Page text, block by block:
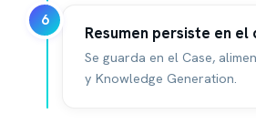
6
Resumen persiste en el
Se guarda en el Case,
y Knowledge Generation.